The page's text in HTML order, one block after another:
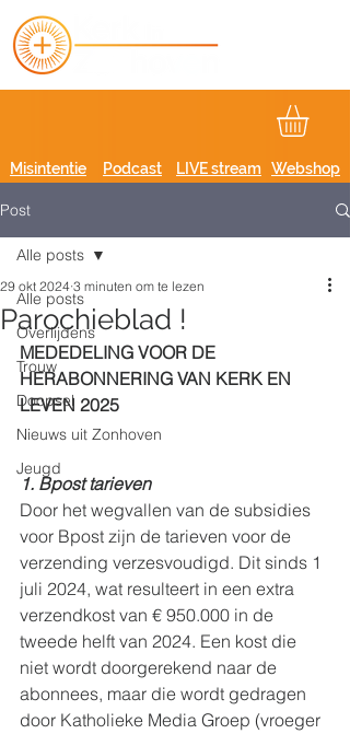
Podcast
Misintentie LIVE stream Webshop
Post
Alle posts
Overlijdens
Trouw
Doopsel
Nieuws uit Zonhoven
Jeugd
Alle posts
Parochieblad !
29 okt 2024 3 minuten om te lezen
MEDEDELING VOOR DE
HERABONNERING VAN KERK EN
LEVEN 2025
1. Bpost tarieven
Door het wegvallen van de subsidies
voor Bpost zijn de tarieven voor de
verzending verzesvoudigd. Dit sinds 1
juli 2024, wat resulteert in een extra
verzendkost van € 950.000 in de
tweede helft van 2024. Een kost die
niet wordt doorgerekend naar de
abonnees, maar die wordt gedragen
door Katholieke Media Groep (vroeger